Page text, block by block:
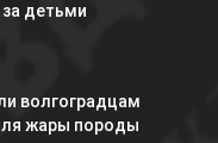
детьми
волгоградцам
жары породы